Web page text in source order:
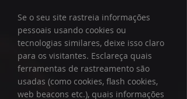
Se o seu site rastreia informações
pessoais usando cookies ou
tecnologias similares, deixe isso claro
para os visitantes. Esclareça quais
ferramentas de rastreamento são
usadas (como cookies, flash cookies,
web beacons etc.), quais informações